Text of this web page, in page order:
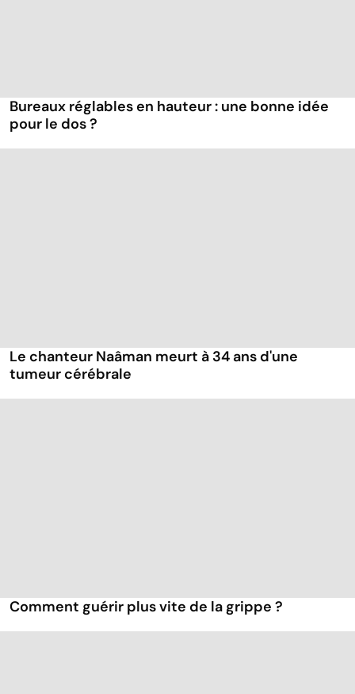
Bureaux réglables en hauteur : une bonne idée
pour le dos ?
Le chanteur Naâman meurt à 34 ans d'une
tumeur cérébrale
Comment guérir plus vite de la grippe ?